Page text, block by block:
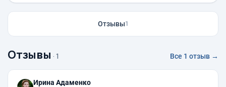
Отзывы1
Отзывы · 1 Все 1 отзыв →
Ирина Адаменко